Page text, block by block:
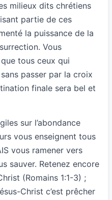
milieux dits chrétiens
partie de ces
la puissance de la
Vous
tous ceux qui
passer par la croix
finale sera bel et
sur l’abondance
vous enseignent tous
vous ramener vers
sauver. Retenez encore
(Romains 1:1-3) ;
Christ c’est prêcher